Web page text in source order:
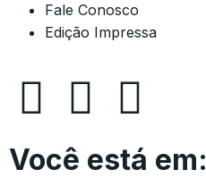
Fale Conosco
Edição Impressa
Você está em: